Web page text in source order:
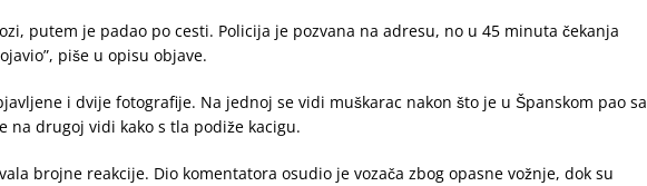
putem je padao po cesti. Policija je pozvana na adresu, no u 45 minuta čekanja
piše u opisu objave.
i dvije fotografije. Na jednoj se vidi muškarac nakon što je u Španskom pao sa
na drugoj vidi kako s tla podiže kacigu.
brojne reakcije. Dio komentatora osudio je vozača zbog opasne vožnje, dok su